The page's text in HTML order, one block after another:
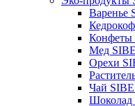
Варенье
Конфеты
Мед
Орехи
Чай
Шоколад